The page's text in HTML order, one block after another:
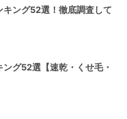
ング52選！徹底調査して
グ52選【速乾・くせ毛・